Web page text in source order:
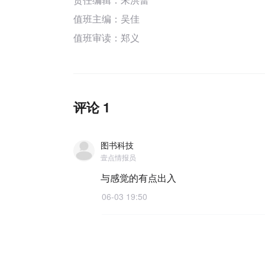
值班主编： 吴佳
值班审读：郑义
评论 1
图书科技
壹点情报员
与感觉的有点出入
06-03 19:50